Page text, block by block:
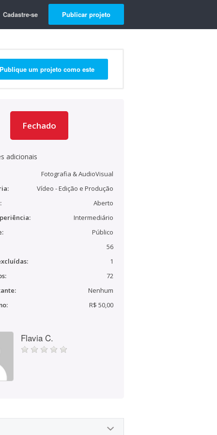
Cadastre-se Publicar projeto
Publique um projeto como este
Fechado
adicionais
Fotografia & AudioVisual
Vídeo - Edição e Produção
Aberto
Intermediário
Público
56
1
72
Nenhum
R$ 50,00
Flavia C.